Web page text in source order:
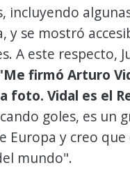
incluyendo
y se mostró
A este respecto,
firmó Arturo
foto. Vidal es el
goles, es un
Europa y creo que
mundo".